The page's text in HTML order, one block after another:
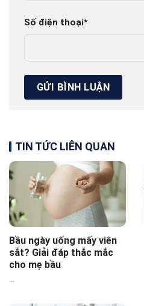
Số điện thoại*
TIN TỨC LIÊN QUAN
Bầu ngày uống mấy viên
sắt? Giải đáp thắc mắc
cho mẹ bầu
...